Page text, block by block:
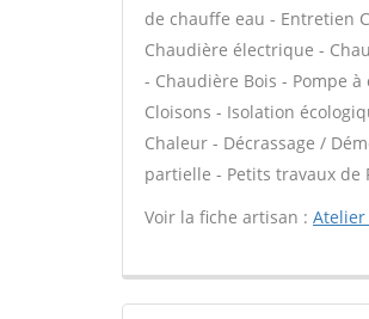
de chauffe eau - Entretien
Chaudière électrique -
- Chaudière Bois - Pompe
Cloisons - Isolation
Chaleur - Décrassage /
partielle - Petits travaux de
Voir la fiche artisan :